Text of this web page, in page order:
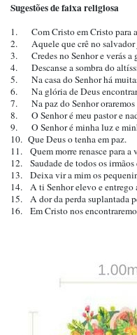
Sugestões de faixa religiosa
1. Com Cristo em Cristo para
2. Aquele que crê no salvador
3. Credes no Senhor e verás a
4. Descanse a sombra do
5. Na casa do Senhor há
6. Na glória de Deus
7. Na paz do Senhor oraremos
8. O Senhor é meu pastor e
9. O Senhor é minha luz e
10. Que Deus o tenha em paz.
11. Quem morre renasce para a
12. Saudade de todos os irmãos
13. Deixa vir a mim os
14. A ti Senhor elevo e entrego
15. A dor da perda suplantada
16. Em Cristo nos